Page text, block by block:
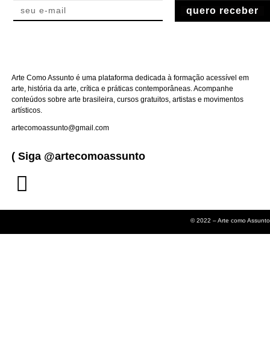
quero receber
Arte Como Assunto é uma plataforma dedicada à formação acessível em
arte, história da arte, crítica e práticas contemporâneas. Acompanhe
conteúdos sobre arte brasileira, cursos gratuitos, artistas e movimentos
artísticos.
artecomoassunto@gmail.com
( Siga @artecomoassunto
© 2022 – Arte como Assunto